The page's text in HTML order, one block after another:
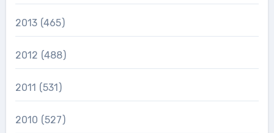
2013 (465)
2012 (488)
2011 (531)
2010 (527)